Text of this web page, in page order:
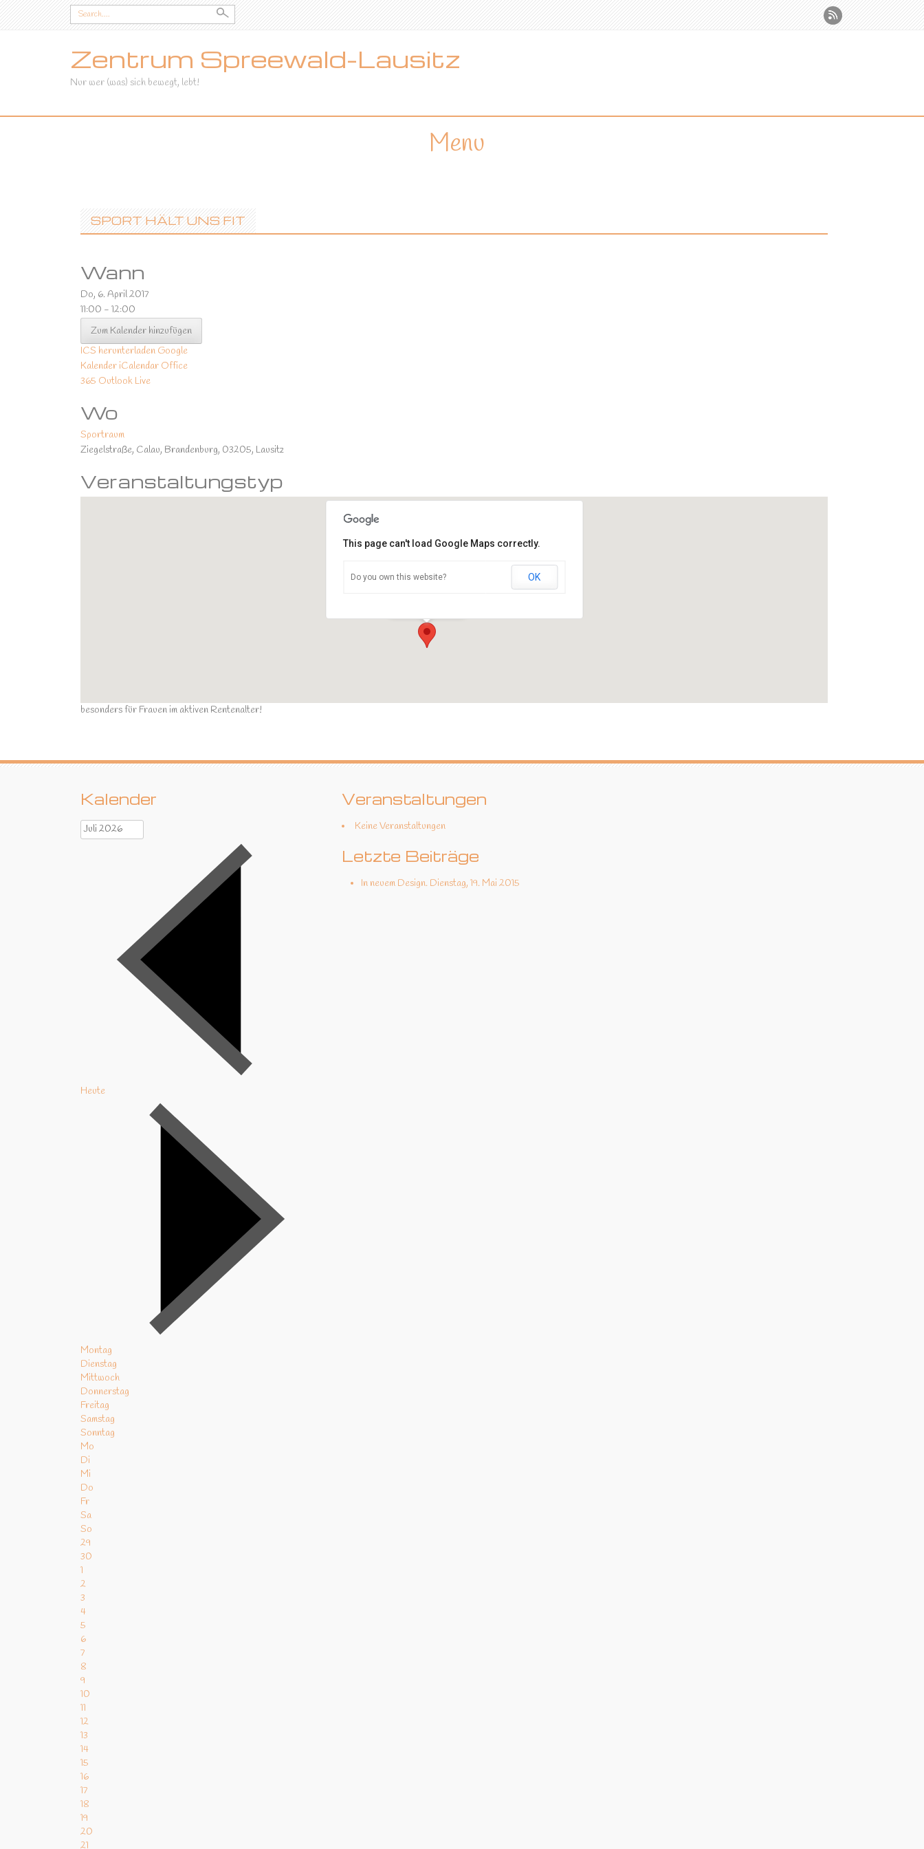
Search
for:
Zentrum Spreewald-Lausitz
Nur wer (was) sich bewegt, lebt!
Menu
SPORT HÄLT UNS FIT
Wann
Do, 6. April 2017
11:00 - 12:00
Zum Kalender hinzufügen
ICS herunterladen Google
Kalender iCalendar Office
365 Outlook Live
Wo
Sportraum
Ziegelstraße, Calau, Brandenburg, 03205, Lausitz
Veranstaltungstyp
Sportraum
This page can't load Google Maps correctly.
Do you own this website? OK
besonders für Frauen im aktiven Rentenalter!
Kalender
Heute
Montag
Dienstag
Mittwoch
Donnerstag
Freitag
Samstag
Sonntag
Mo
Di
Mi
Do
Fr
Sa
So
29
30
1
2
3
4
5
6
7
8
9
10
11
12
13
14
15
16
17
18
19
20
21
Veranstaltungen
Keine Veranstaltungen
Letzte Beiträge
In neuem Design. Dienstag, 19. Mai 2015